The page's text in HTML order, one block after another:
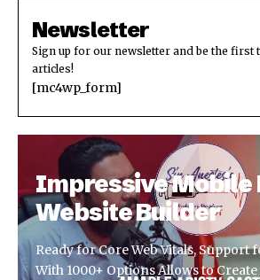
Newsletter
Sign up for our newsletter and be the first
articles!
[mc4wp_form]
Impressive Mobile
Website Builder
Ready for Core Web Vitals, Support
With 1000+ Options Allows to